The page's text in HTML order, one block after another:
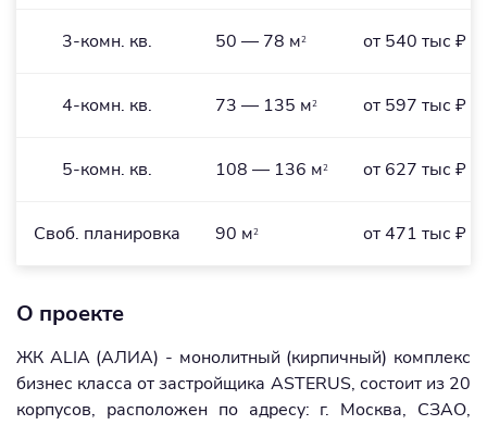
3-комн. кв. 50 — 78 м2 от 540 тыс ₽
4-комн. кв. 73 — 135 м2 от 597 тыс ₽
5-комн. кв. 108 — 136 м2 от 627 тыс ₽
Cвоб. планировка 90 м2 от 471 тыс ₽
О проекте
ЖК ALIA (АЛИА) - монолитный (кирпичный) комплекс
бизнес класса от застройщика ASTERUS, состоит из 20
корпусов, расположен по адресу: г. Москва, СЗАО,